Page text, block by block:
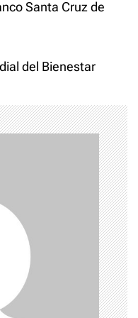
Santa Cruz de
del Bienestar